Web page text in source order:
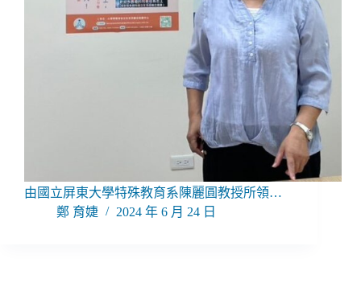
由國立屏東大學特殊教育系陳麗圓教授所領…
鄭 育婕
2024 年 6 月 24 日